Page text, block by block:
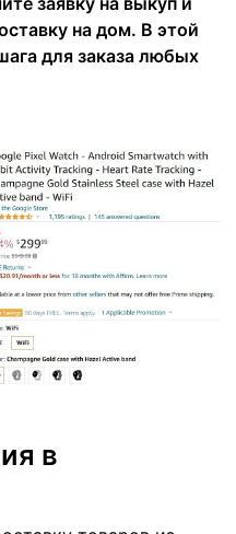
на дом. В этой
для заказа любых
в